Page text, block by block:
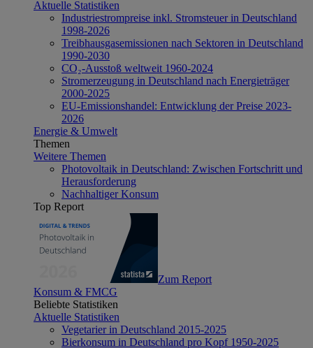
Aktuelle Statistiken
Industriestrompreise inkl. Stromsteuer in Deutschland
1998-2026
Treibhausgasemissionen nach Sektoren in Deutschland
1990-2030
CO₂-Ausstoß weltweit 1960-2024
Stromerzeugung in Deutschland nach Energieträger
2000-2025
EU-Emissionshandel: Entwicklung der Preise 2023-
2026
Energie & Umwelt
Themen
Weitere Themen
Photovoltaik in Deutschland: Zwischen Fortschritt und
Herausforderung
Nachhaltiger Konsum
Top Report
Zum Report
Konsum & FMCG
Beliebte Statistiken
Aktuelle Statistiken
Vegetarier in Deutschland 2015-2025
Bierkonsum in Deutschland pro Kopf 1950-2025